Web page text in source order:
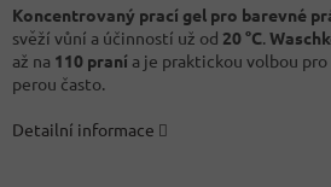
Koncentrovaný prací gel pro barevné
svěží vůní a účinností už od 20 °C.
až na 110 praní a je praktickou volbou
perou často.
Detailní informace